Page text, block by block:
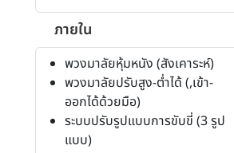
ภายใน
พวงมาลัยหุ้มหนัง (สังเคาระห์)
พวงมาลัยปรับสูง-ต่ำได้ (,เข้า-
ออกได้ด้วยมือ)
ระบบปรับรูปแบบการขับขี่ (3 รูป
แบบ)